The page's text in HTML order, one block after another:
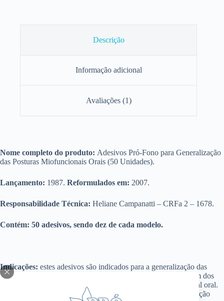
Descrição
Informação adicional
Avaliações (1)
Nome completo do produto: Adesivos Pró-Fono para Generalização
das Posturas Miofuncionais Orais (50 Unidades).
Lançamento: 1987. Reformulados em: 2007.
Responsabilidade Técnica: Heliane Campanatti – CRFa 2 – 1678.
Contém: 50 adesivos, sendo dez de cada modelo.
Indicações: estes adesivos são indicados para a generalização das
posturas de língua e lábios durante o repouso e a deglutição, um dos
pontos mais importantes a ser alcançado na terapia miofuncional oral.
São indicados também no processo de retirada do hábito de sucção